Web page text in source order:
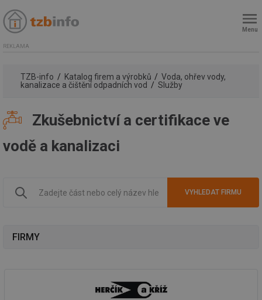
Menu
REKLAMA
TZB-info Katalog firem a výrobků
Voda, ohřev vody,
kanalizace a čištění odpadních vod
Služby
Zkušebnictví a certifikace ve
vodě a kanalizaci
FIRMY